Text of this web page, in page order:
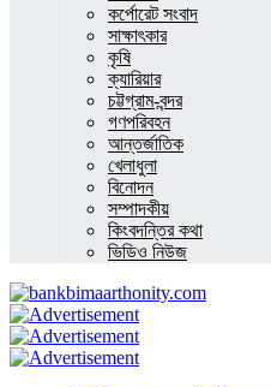
কর্পোরেট সংবাদ
সাক্ষাৎকার
কৃষি
ক্যারিয়ার
চট্টগ্রাম-বন্দর
গণপরিবহন
আন্তর্জাতিক
খেলাধুলা
বিনোদন
সম্পাদকীয়
কিংবদন্তির কথা
ভিডিও নিউজ